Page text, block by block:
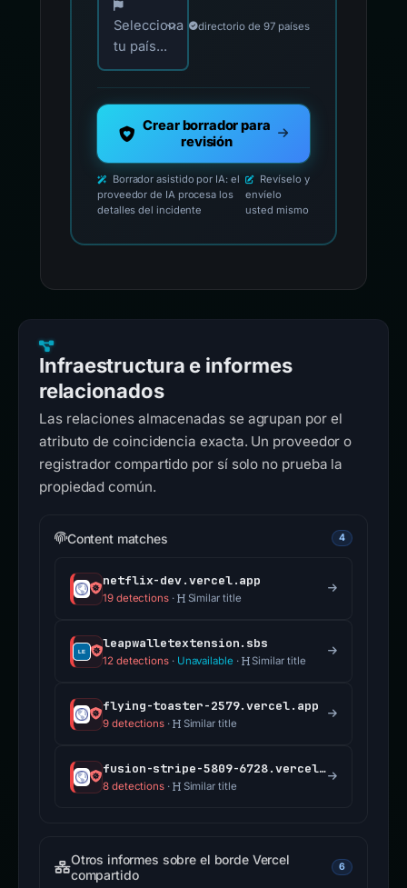
Selecciona
tu país...
directorio de 97 países
Crear borrador para
revisión
Borrador asistido por IA: el
proveedor de IA procesa los
detalles del incidente
Revíselo y
envíelo
usted mismo
Infraestructura e informes
relacionados
Las relaciones almacenadas se agrupan por el
atributo de coincidencia exacta. Un proveedor o
registrador compartido por sí solo no prueba la
propiedad común.
Content matches 4
netflix-dev.vercel.app
19 detections· Similar title
leapwalletextension.sbs
12 detections· Unavailable · Similar title
flying-toaster-2579.vercel.app
9 detections · Similar title
fusion-stripe-5809-6728.vercel.app
8 detections · Similar title
Otros informes sobre el borde Vercel
compartido
6